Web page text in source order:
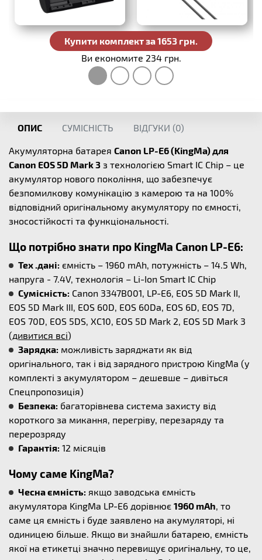
Купити комплект за 1653 грн.
Ви економите 234 грн.
ОПИС СУМІСНІСТЬ ВІДГУКИ (0)
Акумуляторна батарея Canon LP-E6 (KingMa) для
Canon EOS 5D Mark 3 з технологією Smart IC Chip – це
акумулятор нового покоління, що забезпечує
безпомилкову комунікацію з камерою та на 100%
відповідний оригінальному акумулятору по ємності,
зносостійкості та функціональності.
Що потрібно знати про KingMa Canon LP-E6:
Тех .дані: ємність – 1960 mAh, потужність – 14.5 Wh,
напруга - 7.4V, технологія – Li-Ion Smart IC Chip
Сумісність: Canon 3347B001, LP-E6, EOS 5D Mark II,
EOS 5D Mark III, EOS 60D, EOS 60Da, EOS 6D, EOS 7D,
EOS 70D, EOS 5DS, XC10, EOS 5D Mark 2, EOS 5D Mark 3
(дивитися всі)
Зарядка: можливість заряджати як від
оригінального, так і від зарядного пристрою KingMa (у
комплекті з акумулятором – дешевше – дивіться
Спецпропозиція)
Безпека: багаторівнева система захисту від
короткого за микання, перегріву, перезаряду та
перерозряду
Гарантія: 12 місяців
Чому саме KingMa?
Чесна ємність: якщо заводська ємність
акумулятора KingMa LP-E6 дорівнює 1960 mAh, то
саме ця ємність і буде заявлено на акумуляторі, ні
одиницею більше. Якщо ви знайшли батарею, ємність
якої на етикетці значно перевищує оригінальну, то це,